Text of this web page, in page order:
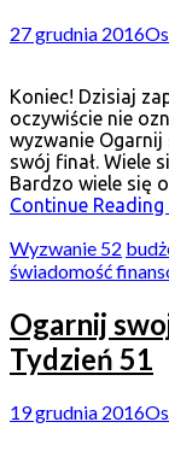
27 grudnia 2016
Koniec! Dzisiaj
oczywiście nie
wyzwanie
swój finał. Wiele
Bardzo wiele się
Continue Reading
Wyzwanie 52
świadomość
Ogarnij
Tydzień 51
19 grudnia 2016